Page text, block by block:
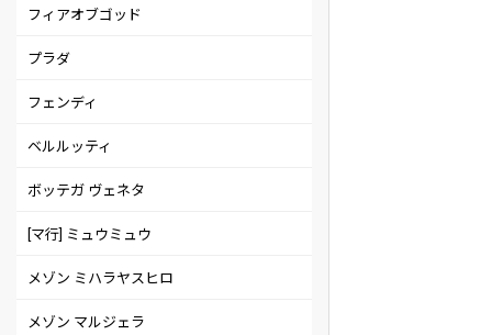
フィアオブゴッド
プラダ
フェンディ
ベルルッティ
ボッテガ ヴェネタ
[マ行] ミュウミュウ
メゾン ミハラヤスヒロ
メゾン マルジェラ